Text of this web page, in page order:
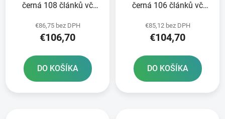
černá 108 článků vč
€86,75 bez DPH
€106,70
DO KOŠÍKA
černá 106 článků vč
€85,12 bez DPH
€104,70
DO KOŠÍKA